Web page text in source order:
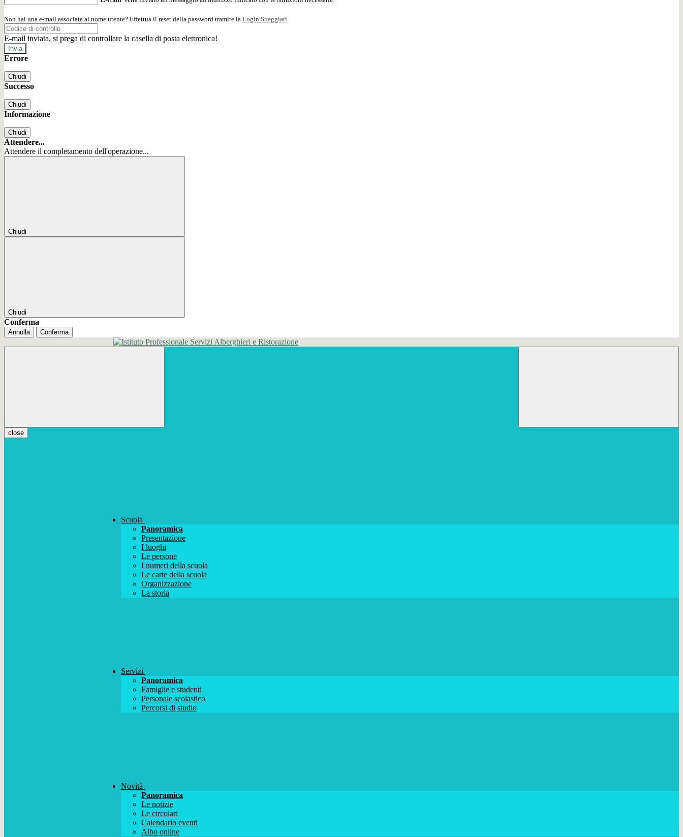
Non hai una e-mail associata al nome utente? Effettua il reset della password tramite la Login Spaggiari
E-mail inviata, si prega di controllare la casella di posta elettronica!
Errore
Chiudi
Successo
Chiudi
Informazione
Chiudi
Attendere...
Attendere il completamento dell'operazione...
Chiudi
Chiudi
Conferma
Annulla Conferma
close
Scuola
Panoramica
Presentazione
I luoghi
Le persone
I numeri della scuola
Le carte della scuola
Organizzazione
La storia
Servizi
Panoramica
Famiglie e studenti
Personale scolastico
Percorsi di studio
Novità
Panoramica
Le notizie
Le circolari
Calendario eventi
Albo online